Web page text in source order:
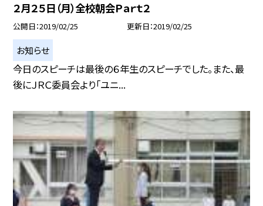
２月２５日（月）全校朝会Ｐａｒｔ２
公開日 2019/02/25 更新日 2019/02/25
お知らせ
今日のスピーチは最後の６年生のスピーチでした。また、最
後にＪＲＣ委員会より「ユニ...